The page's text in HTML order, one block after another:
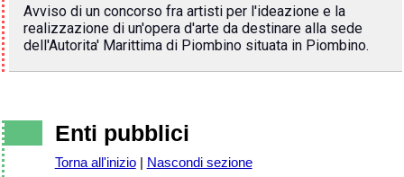
Avviso di un concorso fra artisti per l'ideazione e la
realizzazione di un'opera d'arte da destinare alla sede
dell'Autorita' Marittima di Piombino situata in Piombino.
Enti pubblici
Torna all'inizio| Nascondi sezione